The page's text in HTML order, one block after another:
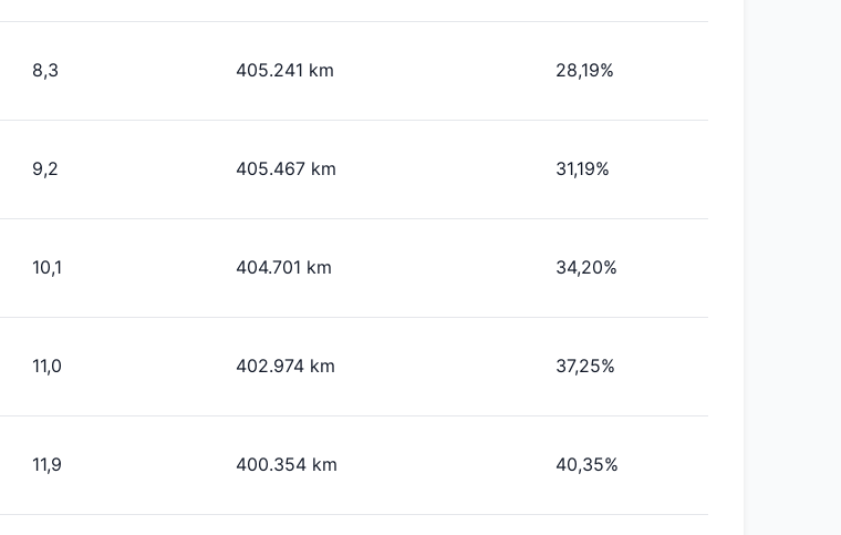
8,3 405.241 km 28,19%
9,2 405.467 km 31,19%
10,1 404.701 km 34,20%
11,0 402.974 km 37,25%
11,9 400.354 km 40,35%